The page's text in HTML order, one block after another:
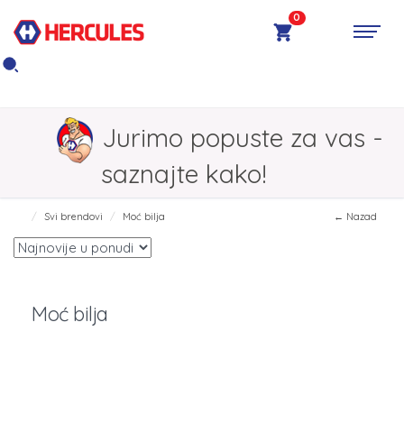
0
Jurimo popuste za vas -
saznajte kako!
Svi brendovi Moć bilja ← Nazad
Moć bilja